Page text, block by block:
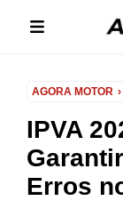
AGORA MOTOR
IPVA
Erros